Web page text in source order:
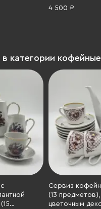
Joachim
4 500 ₽
категории
Сервиз
(13
цветочным